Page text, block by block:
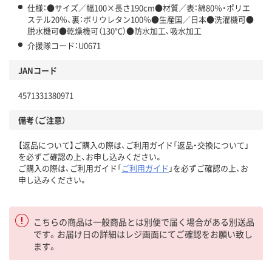
仕様：●サイズ／幅100×長さ190cm●材質／表：綿80％・ポリエ
ステル20％、裏：ポリウレタン100％●生産国／日本●洗濯機可●
脱水機可●乾燥機可（130℃）●防水加工、吸水加工
介援隊コード：U0671
JANコード
4571331380971
備考（ご注意）
【返品について】ご購入の際は、ご利用ガイド「返品・交換について」
を必ずご確認の上、お申し込みください。
ご購入の際は、ご利用ガイド「ご利用ガイド 」を必ずご確認の上、お
申し込みください。
こちらの商品は一般商品とは別便で届く場合がある別送品
です。お届け日の詳細はレジ画面にてご確認をお願い致し
ます。